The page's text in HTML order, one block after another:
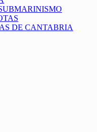
DE CANTABRIA